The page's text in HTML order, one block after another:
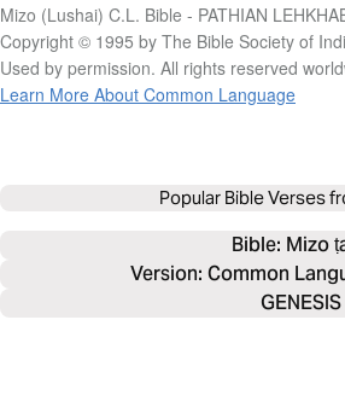
Mizo (Lushai) C.L. Bible - PATHIAN
Copyright © 1995 by The Bible Society of
Used by permission. All rights reserved
Learn More About Common Language
Popular Bible Verses
Bible: Mizo
Version: Common
GENESIS